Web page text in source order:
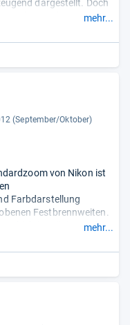
dargestellt. Doch
mehr...
(September/Oktober)
von Nikon ist
Farbdarstellung
Festbrennweiten.
Objektiv präzise undmehr...